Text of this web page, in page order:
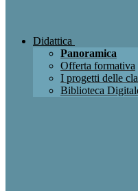
Didattica
Panoramica
Offerta formativa
I progetti delle
Biblioteca